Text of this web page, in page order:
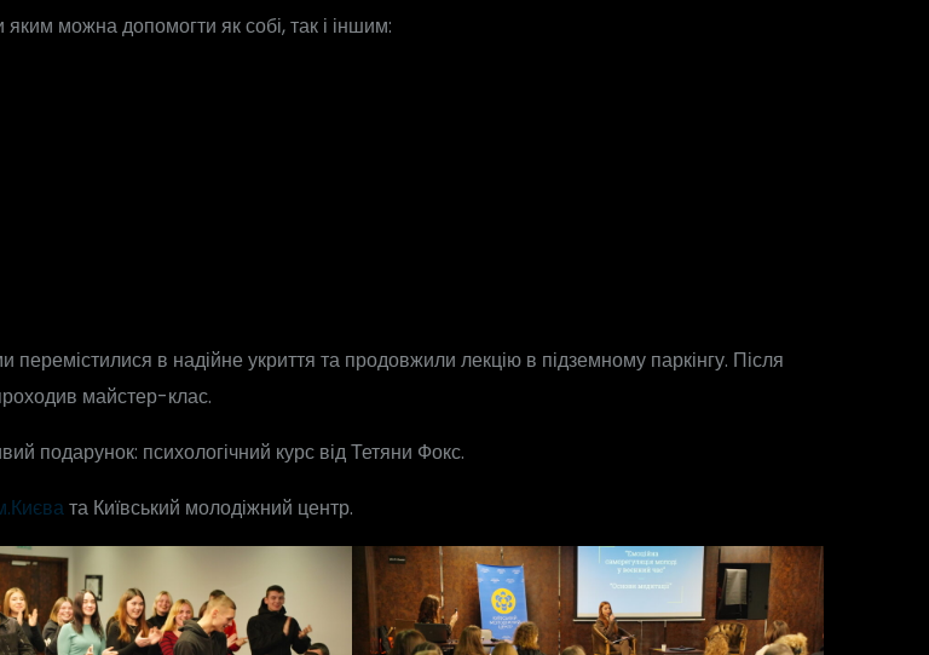
можна допомогти як собі, так і іншим:
в надійне укриття та продовжили лекцію в підземному паркінгу. Після
майстер-клас.
подарунок: психологічний курс від Тетяни Фокс.
та Київський молодіжний центр.